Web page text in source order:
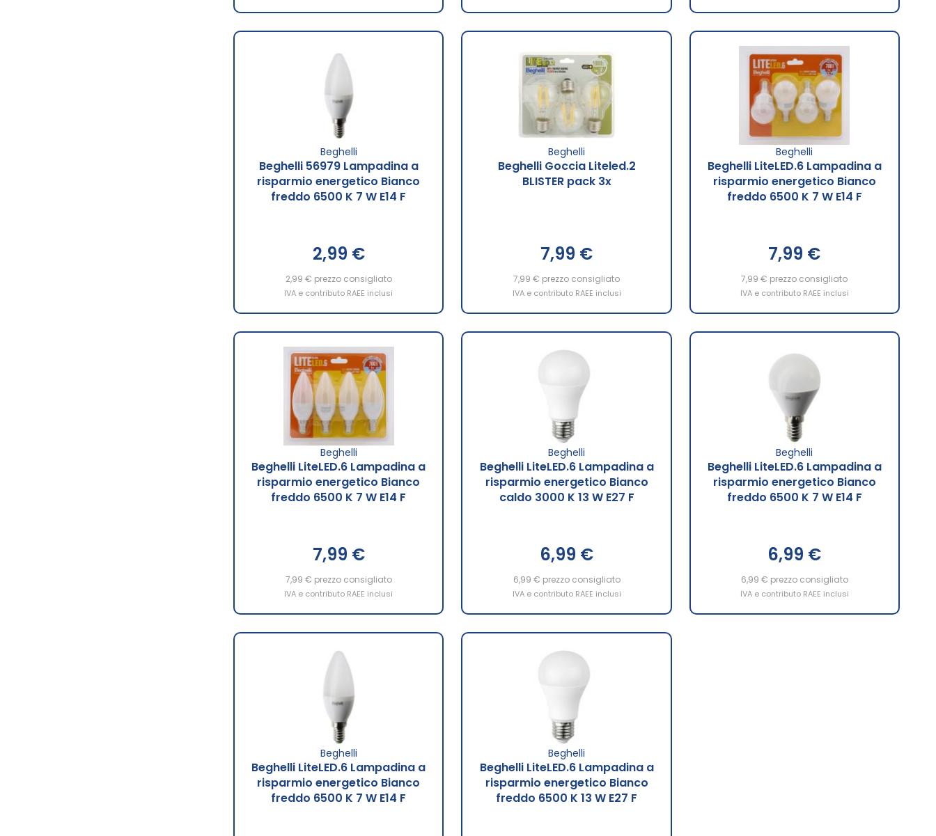
Beghelli
Beghelli 56979 Lampadina a
risparmio energetico Bianco
freddo 6500 K 7 W E14 F
2,99 €
2,99 € prezzo consigliato
IVA e contributo RAEE inclusi
Beghelli
Beghelli Goccia Liteled.2
BLISTER pack 3x
7,99 €
7,99 € prezzo consigliato
IVA e contributo RAEE inclusi
Beghelli
Beghelli LiteLED.6 Lampadina a
risparmio energetico Bianco
freddo 6500 K 7 W E14 F
7,99 €
7,99 € prezzo consigliato
IVA e contributo RAEE inclusi
Beghelli
Beghelli LiteLED.6 Lampadina a
risparmio energetico Bianco
freddo 6500 K 7 W E14 F
7,99 €
7,99 € prezzo consigliato
IVA e contributo RAEE inclusi
Beghelli
Beghelli LiteLED.6 Lampadina a
risparmio energetico Bianco
caldo 3000 K 13 W E27 F
6,99 €
6,99 € prezzo consigliato
IVA e contributo RAEE inclusi
Beghelli
Beghelli LiteLED.6 Lampadina a
risparmio energetico Bianco
freddo 6500 K 7 W E14 F
6,99 €
6,99 € prezzo consigliato
IVA e contributo RAEE inclusi
Beghelli
Beghelli LiteLED.6 Lampadina a
risparmio energetico Bianco
freddo 6500 K 7 W E14 F
Beghelli
Beghelli LiteLED.6 Lampadina a
risparmio energetico Bianco
freddo 6500 K 13 W E27 F